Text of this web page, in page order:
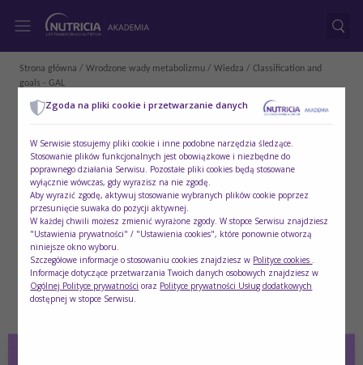
Strona główna / Wrodzone wady metabolizmu / Wiedza / Classification and
goals - GAL
Zgoda na pliki cookie i przetwarzanie danych
W Serwisie stosujemy pliki cookie i inne podobne narzędzia śledzące.
Stosowanie plików funkcjonalnych jest obowiązkowe i niezbędne do
poprawnego działania Serwisu. Pozostałe pliki cookies będą stosowane
wyłącznie wówczas, gdy wyrazisz na nie zgodę.
Aby wyrazić zgodę, aktywuj stosowanie wybranych plików cookie poprzez
przesunięcie suwaka do pozycji aktywnej.
W każdej chwili możesz zmienić wyrażone zgody. W stopce Serwisu znajdziesz
"Ustawienia prywatności" / "Ustawienia cookies", które ponownie otworzą
niniejsze okno wyboru.
Szczegółowe informacje o stosowaniu cookies znajdziesz w Polityce cookies
Informacje dotyczące przetwarzania Twoich danych osobowych znajdziesz w
Ogólnej Polityce prywatności oraz Polityce prywatności Usług dodatkowych
dostępnej w stopce Serwisu.